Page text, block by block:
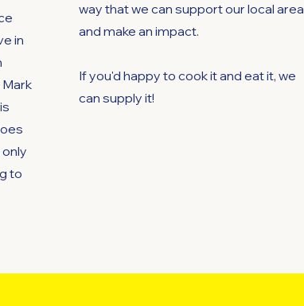
in
to
way that we can support our local area
and make an impact.
If you'd happy to cook it and eat it, we
can supply it!